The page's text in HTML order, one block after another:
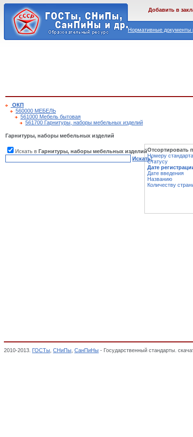
Нормативные документы
Добавить в
ОКП
560000 МЕБЕЛЬ
561000 Мебель бытовая
561700 Гарнитуры, наборы мебельных изделий
Гарнитуры, наборы мебельных изделий
Искать в Гарнитуры, наборы мебельных изделий
Искать!
Отсортировать
Номеру стандарта
Статусу
Дате
Дате введения
Названию
Количеству
2010-2013. ГОСТы СНиПы СанПиНы - Государственный стандарты.